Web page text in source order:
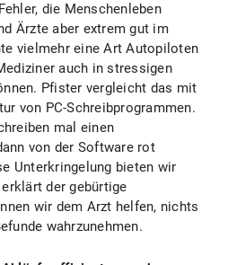
die Menschenleben
Ärzte aber extrem gut im
vielmehr eine Art Autopiloten
auch in stressigen
Pfister vergleicht das mit
von PC-Schreibprogrammen.
mal einen
von der Software rot
Unterkringelung bieten wir
der gebürtige
wir dem Arzt helfen, nichts
wahrzunehmen.